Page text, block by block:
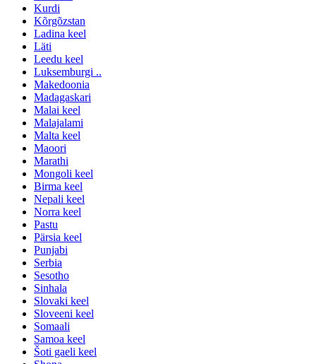
Kurdi
Kõrgõzstan
Ladina keel
Läti
Leedu keel
Luksemburgi ..
Makedoonia
Madagaskari
Malai keel
Malajalami
Malta keel
Maoori
Marathi
Mongoli keel
Birma keel
Nepali keel
Norra keel
Pastu
Pärsia keel
Punjabi
Serbia
Sesotho
Sinhala
Slovaki keel
Sloveeni keel
Somaali
Samoa keel
Šoti gaeli keel